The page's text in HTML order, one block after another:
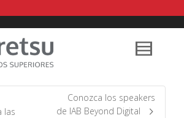
I'm looking for new
a size medium
that cost
. Show me all the
the brandour legacy.
las
Conozca los speakers
de IAB Beyond Digital